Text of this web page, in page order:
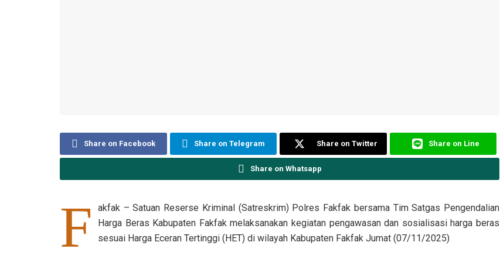
Share on Facebook Share on Telegram Share on Twitter Share on Line
Share on Whatsapp
F
akfak – Satuan Reserse Kriminal (Satreskrim) Polres Fakfak bersama Tim Satgas Pengendalian
Harga Beras Kabupaten Fakfak melaksanakan kegiatan pengawasan dan sosialisasi harga beras
sesuai Harga Eceran Tertinggi (HET) di wilayah Kabupaten Fakfak Jumat (07/11/2025)